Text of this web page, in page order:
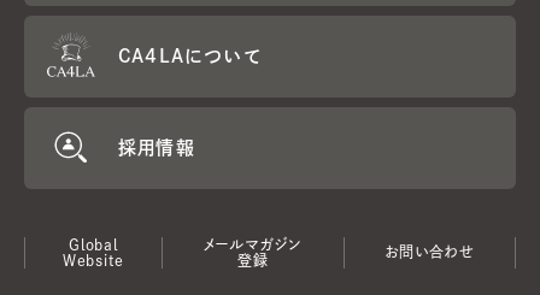
CA4LAについて
採用情報
Global
Website
メールマガジン
登録
お問い合わせ